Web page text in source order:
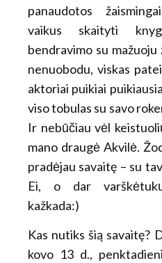
panaudotos
vaikus skaityti
bendravimo su
nenuobodu, viskas
aktoriai puikiai
viso tobulas su savo
Ir nebūčiau vėl
mano draugė Akvilė.
pradėjau savaitę – su
Ei, o dar
kažkada:)
Kas nutiks šią savaitę?
kovo 13 d.,